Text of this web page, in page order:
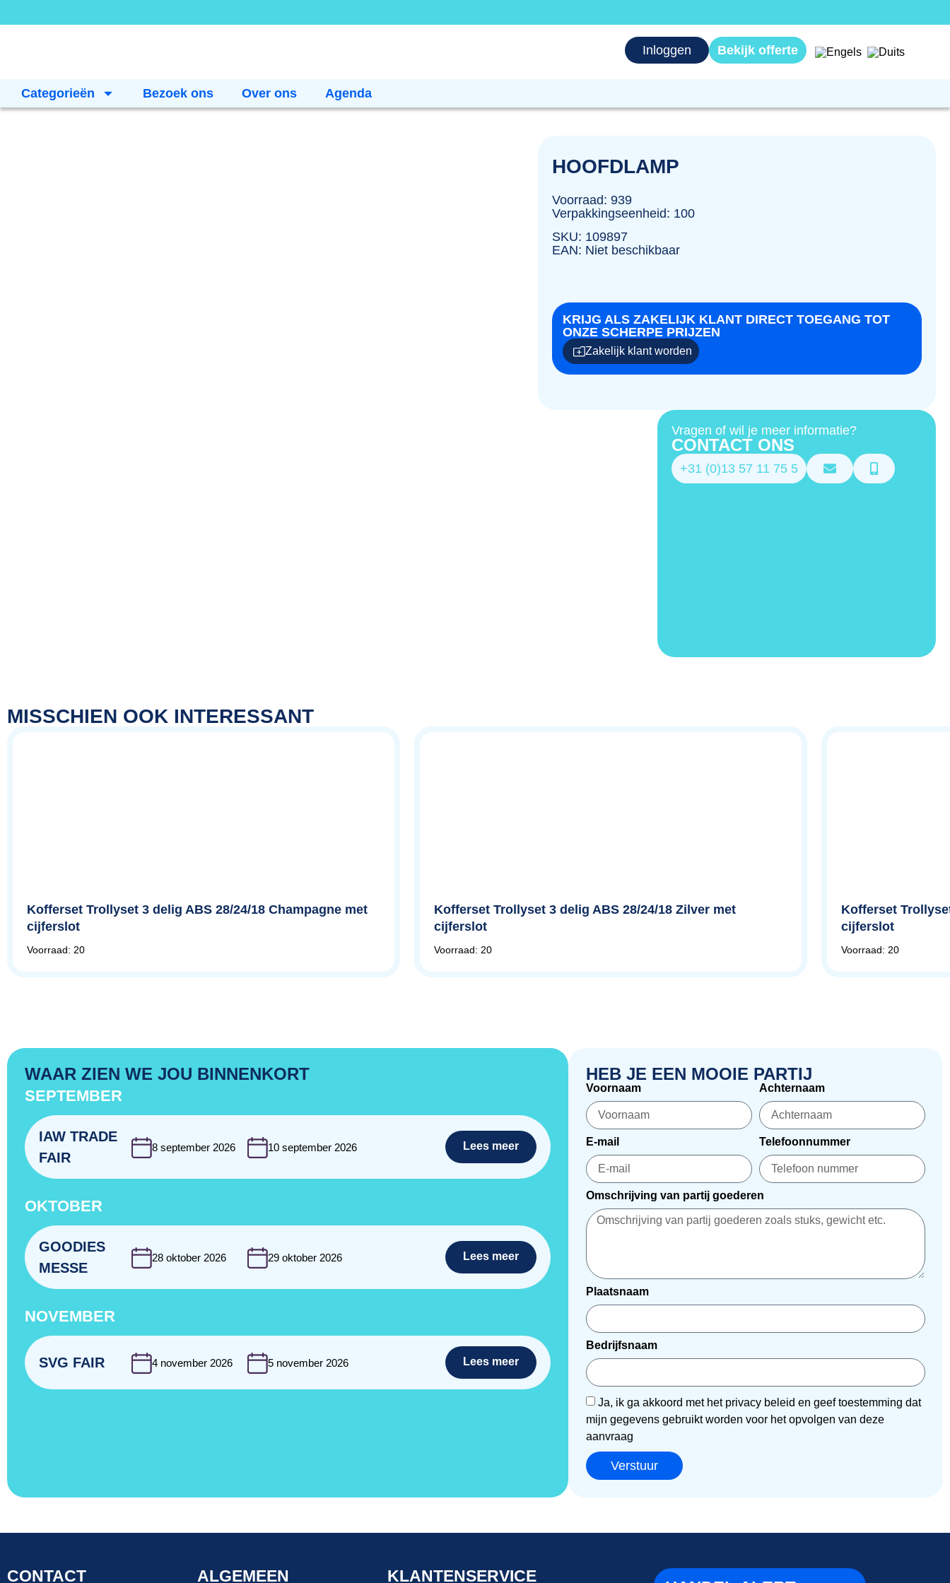
Inloggen Bekijk offerte
Categorieën Bezoek ons Over ons Agenda
HOOFDLAMP
Voorraad: 939
Verpakkingseenheid: 100
SKU: 109897
EAN: Niet beschikbaar
KRIJG ALS ZAKELIJK KLANT DIRECT TOEGANG TOT
ONZE SCHERPE PRIJZEN
Zakelijk klant worden
Vragen of wil je meer informatie?
CONTACT ONS
+31 (0)13 57 11 75 5
MISSCHIEN OOK INTERESSANT
Kofferset Trollyset 3 delig ABS 28/24/18 Champagne met
cijferslot
Voorraad: 20
Kofferset Trollyset 3 delig ABS 28/24/18 Zilver met
cijferslot
Voorraad: 20
Kofferset
cijferslot
Voorraad: 20
WAAR ZIEN WE JOU BINNENKORT
SEPTEMBER
IAW TRADE
FAIR
8 september 2026 10 september 2026 Lees meer
OKTOBER
GOODIES
MESSE
28 oktober 2026 29 oktober 2026 Lees meer
NOVEMBER
SVG FAIR 4 november 2026 5 november 2026 Lees meer
HEB JE EEN MOOIE PARTIJ
Voornaam Achternaam
E-mail Telefoonnummer
Omschrijving van partij goederen
Plaatsnaam
Bedrijfsnaam
Ja, ik ga akkoord met het privacy beleid en geef toestemming dat
mijn gegevens gebruikt worden voor het opvolgen van deze
aanvraag
Verstuur
CONTACT ALGEMEEN KLANTENSERVICE